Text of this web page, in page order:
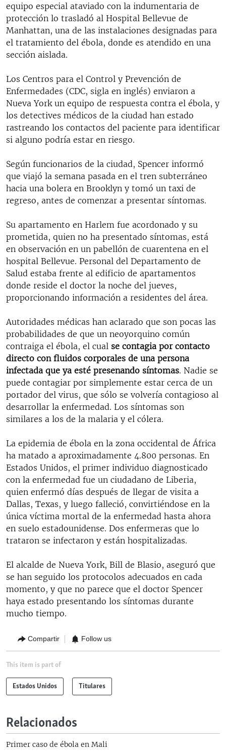
equipo especial ataviado con la indumentaria de
protección lo trasladó al Hospital Bellevue de
Manhattan, una de las instalaciones designadas para
el tratamiento del ébola, donde es atendido en una
sección aislada.
Los Centros para el Control y Prevención de
Enfermedades (CDC, sigla en inglés) enviaron a
Nueva York un equipo de respuesta contra el ébola, y
los detectives médicos de la ciudad han estado
rastreando los contactos del paciente para identificar
si alguno podría estar en riesgo.
Según funcionarios de la ciudad, Spencer informó
que viajó la semana pasada en el tren subterráneo
hacia una bolera en Brooklyn y tomó un taxi de
regreso, antes de comenzar a presentar síntomas.
Su apartamento en Harlem fue acordonado y su
prometida, quien no ha presentado síntomas, está
en observación en un pabellón de cuarentena en el
hospital Bellevue. Personal del Departamento de
Salud estaba frente al edificio de apartamentos
donde reside el doctor la noche del jueves,
proporcionando información a residentes del área.
Autoridades médicas han aclarado que son pocas las
probabilidades de que un neoyorquino común
contraiga el ébola, el cual se contagia por contacto
directo con fluidos corporales de una persona
infectada que ya esté presenando síntomas. Nadie se
puede contagiar por simplemente estar cerca de un
portador del virus, que sólo se volvería contagioso al
desarrollar la enfermedad. Los síntomas son
similares a los de la malaria y el cólera.
La epidemia de ébola en la zona occidental de África
ha matado a aproximadamente 4.800 personas. En
Estados Unidos, el primer individuo diagnosticado
con la enfermedad fue un ciudadano de Liberia,
quien enfermó días después de llegar de visita a
Dallas, Texas, y luego falleció, convirtiéndose en la
única víctima mortal de la enfermedad hasta ahora
en suelo estadounidense. Dos enfermeras que lo
trataron se infectaron y están hospitalizadas.
El alcalde de Nueva York, Bill de Blasio, aseguró que
se han seguido los protocolos adecuados en cada
momento, y que no parece que el doctor Spencer
haya estado presentando los síntomas durante
mucho tiempo.
Compartir Follow us
This item is part of
Estados Unidos Titulares
Relacionados
Primer caso de ébola en Mali